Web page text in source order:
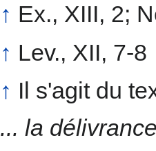
↑ Ex., XIII, 2;
↑ Lev., XII, 7-8
↑ Il s'agit du
... la